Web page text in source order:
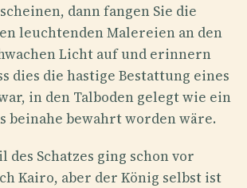
dann fangen Sie die
leuchtenden Malereien an den
Licht auf und erinnern
dies die hastige Bestattung eines
in den Talboden gelegt wie ein
beinahe bewahrt worden wäre.
des Schatzes ging schon vor
Kairo, aber der König selbst ist